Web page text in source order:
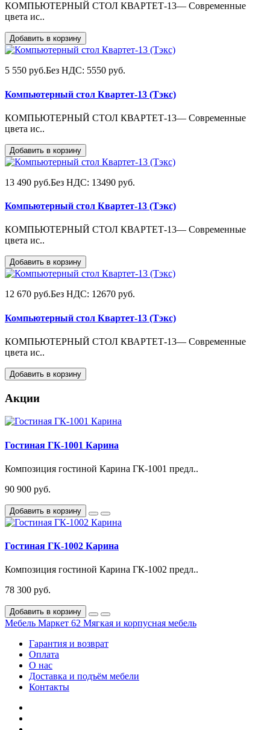
КОМПЬЮТЕРНЫЙ СТОЛ КВАРТЕТ-13— Современные
цвета ис..
Добавить в корзину
5 550 руб.Без НДС: 5550 руб.
Компьютерный стол Квартет-13 (Тэкс)
КОМПЬЮТЕРНЫЙ СТОЛ КВАРТЕТ-13— Современные
цвета ис..
Добавить в корзину
13 490 руб.Без НДС: 13490 руб.
Компьютерный стол Квартет-13 (Тэкс)
КОМПЬЮТЕРНЫЙ СТОЛ КВАРТЕТ-13— Современные
цвета ис..
Добавить в корзину
12 670 руб.Без НДС: 12670 руб.
Компьютерный стол Квартет-13 (Тэкс)
КОМПЬЮТЕРНЫЙ СТОЛ КВАРТЕТ-13— Современные
цвета ис..
Добавить в корзину
Акции
Гостиная ГК-1001 Карина
Композиция гостиной Карина ГК-1001 предл..
90 900 руб.
Добавить в корзину
Гостиная ГК-1002 Карина
Композиция гостиной Карина ГК-1002 предл..
78 300 руб.
Добавить в корзину
Мебель Маркет 62 Мягкая и корпусная мебель
Гарантия и возврат
Оплата
О нас
Доставка и подъём мебели
Контакты